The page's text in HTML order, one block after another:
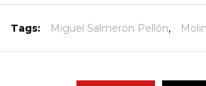
Tags: Miguel Salmerón Pellón,